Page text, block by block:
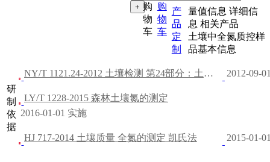
购
物
车
购
物
车
产
品
定
制
量值信息 详细信
息 相关产品
土壤中全氮质控样
品基本信息
研
制
依
据
NY/T 1121.24-2012 土壤检测 第24部分：土壤全氮的测定自动定氮仪法 2012-09-
LY/T 1228-2015 森林土壤氮的测定
2016-01-01 实施
HJ 717-2014 土壤质量 全氮的测定 凯氏法 2015-01-